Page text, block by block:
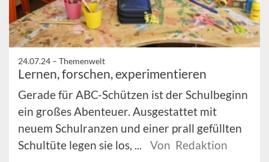
24.07.24 – Themenwelt
Lernen, forschen, experimentieren
Gerade für ABC-Schützen ist der Schulbeginn
ein großes Abenteuer. Ausgestattet mit
neuem Schulranzen und einer prall gefüllten
Schultüte legen sie los, ...
Von Redaktion